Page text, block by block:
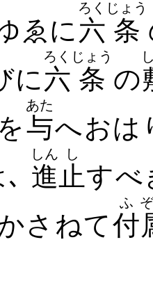
ゑに六
ろく
条
じょう
に六
ろく
条
じょう
の
与
あた
へおは
進
しん
止
し
すべ
さねて付
ふ